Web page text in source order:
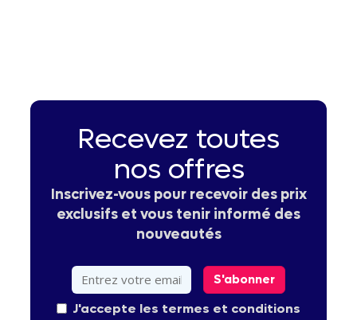
Recevez toutes
nos offres
Inscrivez-vous pour recevoir des prix
exclusifs et vous tenir informé des
nouveautés
S'abonner
J'accepte les termes et conditions